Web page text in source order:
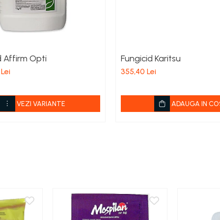
Affirm Opti
VEZI VARIANTE
Fungicid Karitsu
355,40 Lei
ADAUGA IN